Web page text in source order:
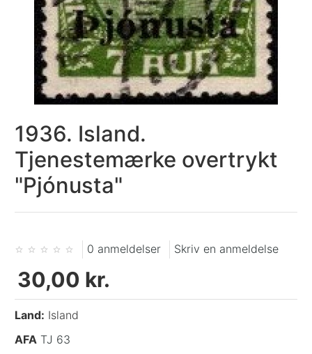
1936. Island.
Tjenestemærke overtrykt
"Pjónusta"
0 anmeldelser Skriv en anmeldelse
30,00 kr.
Land: Island
AFA TJ 63